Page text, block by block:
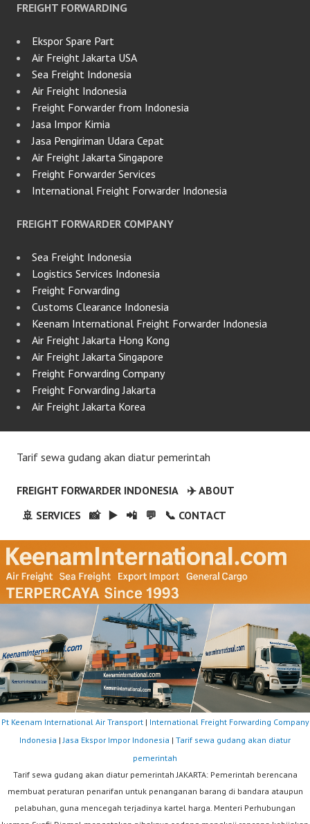
FREIGHT FORWARDING
Ekspor Spare Part
Air Freight Jakarta USA
Sea Freight Indonesia
Air Freight Indonesia
Freight Forwarder from Indonesia
Jasa Impor Kimia
Jasa Pengiriman Udara Cepat
Air Freight Jakarta Singapore
Freight Forwarder Services
International Freight Forwarder Indonesia
FREIGHT FORWARDER COMPANY
Sea Freight Indonesia
Logistics Services Indonesia
Freight Forwarding
Customs Clearance Indonesia
Keenam International Freight Forwarder Indonesia
Air Freight Jakarta Hong Kong
Air Freight Jakarta Singapore
Freight Forwarding Company
Freight Forwarding Jakarta
Air Freight Jakarta Korea
Tarif sewa gudang akan diatur pemerintah
FREIGHT FORWARDER INDONESIA
✈️ ABOUT
🚢 SERVICES
📸 ▶️ 📲 💬 📞 CONTACT
Pt Keenam International Air Transport| International Freight Forwarding Company
Indonesia | Jasa Ekspor Impor Indonesia | Tarif sewa gudang akan diatur
pemerintah
Tarif sewa gudang akan diatur pemerintah JAKARTA: Pemerintah berencana
membuat peraturan penarifan untuk penanganan barang di bandara ataupun
pelabuhan, guna mencegah terjadinya kartel harga. Menteri Perhubungan